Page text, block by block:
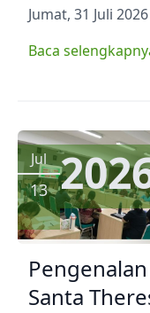
Jumat, 31 Juli 2026
Baca
Jul
13
Santa